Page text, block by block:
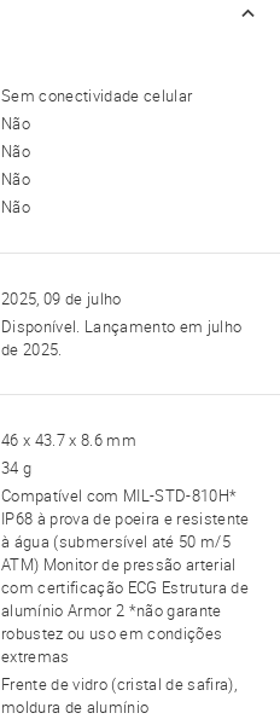
Sem conectividade celular
Não
Não
Não
Não
2025, 09 de julho
Disponível. Lançamento em julho
de 2025.
46 x 43.7 x 8.6 mm
34 g
Compatível com MIL-STD-810H*
IP68 à prova de poeira e resistente
à água (submersível até 50 m/5
ATM) Monitor de pressão arterial
com certificação ECG Estrutura de
alumínio Armor 2 *não garante
robustez ou uso em condições
extremas
Frente de vidro (cristal de safira),
moldura de alumínio